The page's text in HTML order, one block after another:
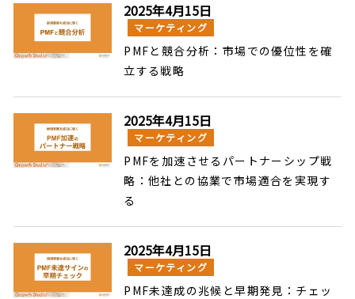
2025年4月15日
マーケティング
PMFと競合分析：市場での優位性を確
立する戦略
2025年4月15日
マーケティング
PMFを加速させるパートナーシップ戦
略：他社との協業で市場適合を実現す
る
2025年4月15日
マーケティング
PMF未達成の兆候と早期発見：チェッ